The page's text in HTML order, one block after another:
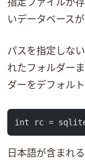
指定ファイルが
いデータベース
パスを指定しない
れたフォルダー
ダーをデフォルト
int rc =
日本語が含まれるパス